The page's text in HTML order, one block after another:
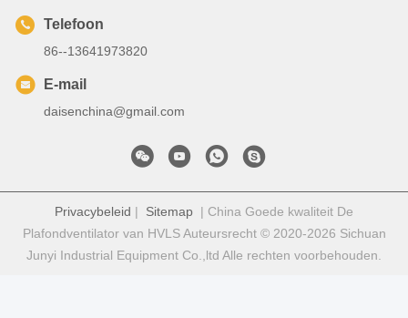
Telefoon
86--13641973820
E-mail
daisenchina@gmail.com
Privacybeleid | Sitemap | China Goede kwaliteit De
Plafondventilator van HVLS Auteursrecht © 2020-2026 Sichuan
Junyi Industrial Equipment Co.,ltd Alle rechten voorbehouden.